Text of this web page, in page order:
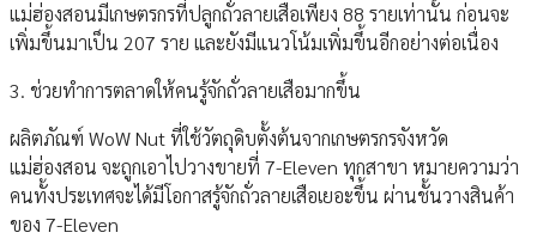
แม่ฮ่องสอนมีเกษตรกรที่ปลูกถั่วลายเสือเพียง 88 รายเท่านั้น ก่อนจะ
เพิ่มขึ้นมาเป็น 207 ราย และยังมีแนวโน้มเพิ่มขึ้นอีกอย่างต่อเนื่อง
3. ช่วยทำการตลาดให้คนรู้จักถั่วลายเสือมากขึ้น
ผลิตภัณฑ์ WoW Nut ที่ใช้วัตถุดิบตั้งต้นจากเกษตรกรจังหวัด
แม่ฮ่องสอน จะถูกเอาไปวางขายที่ 7-Eleven ทุกสาขา หมายความว่า
คนทั้งประเทศจะได้มีโอกาสรู้จักถั่วลายเสือเยอะขึ้น ผ่านชั้นวางสินค้า
ของ 7-Eleven